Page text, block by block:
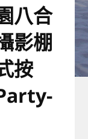
八合
影棚
按